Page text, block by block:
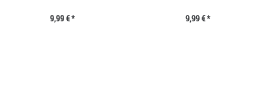
9,99 € * 9,99 € *